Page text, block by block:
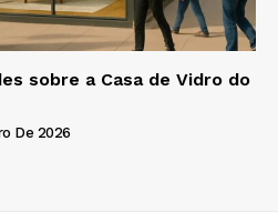
sobre a Casa de Vidro do
De 2026